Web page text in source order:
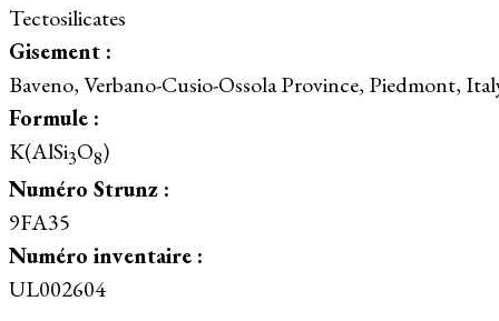
Tectosilicates
Gisement :
Baveno, Verbano-Cusio-Ossola Province, Piedmont,
Formule :
K(AlSi3O8)
Numéro Strunz :
9FA35
Numéro inventaire :
UL002604